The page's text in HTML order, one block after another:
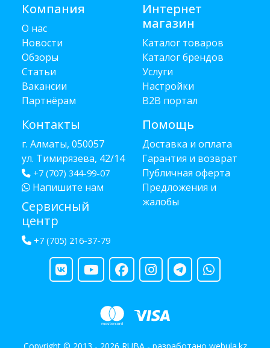
Компания
О нас
Новости
Обзоры
Статьи
Вакансии
Партнёрам
Контакты
г. Алматы, 050057
ул. Тимирязева, 42/14
+7 (707) 344-99-07
Напишите нам
Сервисный
центр
+7 (705) 216-37-79
Интернет
магазин
Каталог товаров
Каталог брендов
Услуги
Настройки
B2B портал
Помощь
Доставка и оплата
Гарантия и возврат
Публичная оферта
Предложения и
жалобы
Copyright © 2013 - 2026 RUBA - разработано webula.kz